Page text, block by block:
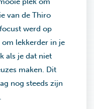
van de Thiro
werd op
lekkerder in je
als je dat niet
maken. Dit
nog steeds zijn